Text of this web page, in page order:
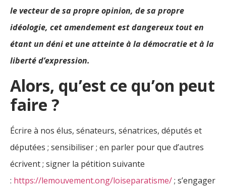
le vecteur de sa propre opinion, de sa propre
idéologie, cet amendement est dangereux tout en
étant un déni et une atteinte à la démocratie et à la
liberté d’expression.
Alors, qu’est ce qu’on peut
faire ?
Écrire à nos élus, sénateurs, sénatrices, députés et
députées ; sensibiliser ; en parler pour que d’autres
écrivent ; signer la pétition suivante
: https://lemouvement.ong/loiseparatisme/; s’engager